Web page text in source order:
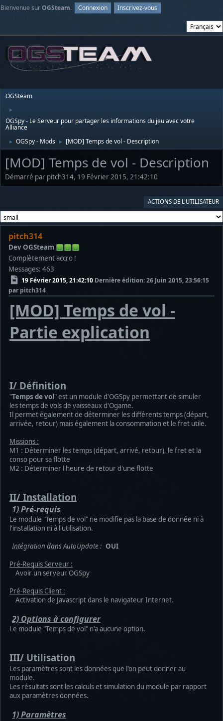
Bienvenue surOGSteam. Connexion Inscrivez-vous
OGSteam
►
OGSpy - Le Serveur pour partager les informations du jeu avec votre
Alliance
► OGSpy - Mods ► [MOD] Temps de vol - Description
[MOD] Temps de vol - Description
Démarré par pitch314, 19 Février 2015, 21:42:10
ACTIONS DE L'UTILISATEUR
pitch314
Dev OGSteam
Complètement accro !
Messages: 463
19 Février 2015, 21:42:10 Dernière édition: 26 Juin 2015, 23:56:15
par pitch314
[MOD] Temps de vol -
Partie explication
I/ Définition
"Temps de vol" est un module d'OGSpy permettant de simuler
les temps de vols de vaisseaux d'Ogame.
Il permet également de déterminer les différents temps (départ,
arrivée, retour) mais également la consommation et le fret utile.
Missions :
M1 : Déterminer les temps (départ, arrivé, retour), le fret et la
conso pour sa flotte
M2 : Déterminer l'heure de retour d'une flotte
II/ Installation
1) Pré-requis
Le module "Temps de vol" ne modifie pas la base de donnée ni à
l'installation ni à l'utilisation.
Intégration dans AutoUpdate : OUI
Pré-Requis Serveur :
Avoir un serveur OGSpy
Pré-Requis Client :
Activation de Javascript dans le navigateur Internet.
2) Options à configurer
Le module "Temps de vol" n'a aucune option.
III/ Utilisation
Les paramètres sont les données que l'on peut donner au
module.
Les résultats sont les calculs et simulation du module par rapport
aux paramètres données.
1) Paramètres